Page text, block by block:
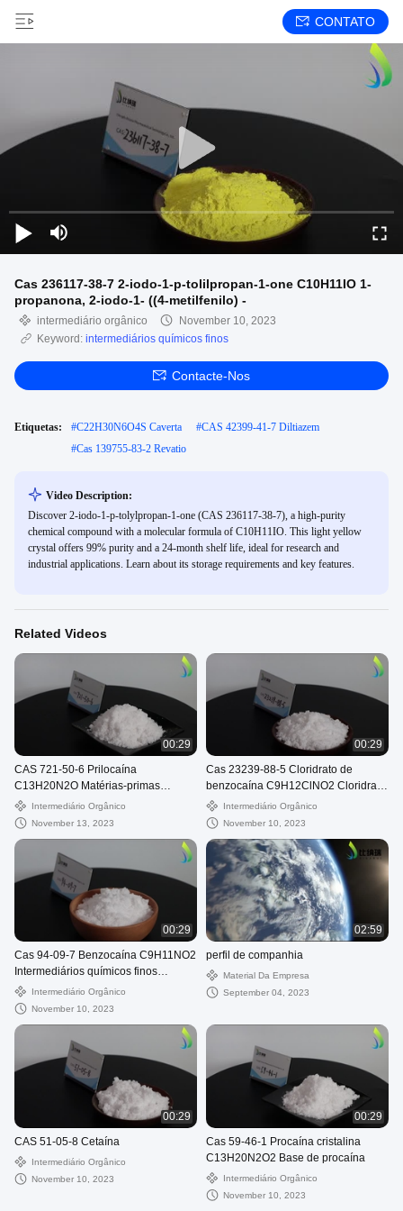
CONTATO
Cas 236117-38-7 2-iodo-1-p-tolilpropan-1-one C10H11IO 1-
propanona, 2-iodo-1- ((4-metilfenilo) -
intermediário orgânico
November 10, 2023
Keyword: intermediários químicos finos
Contacte-Nos
Etiquetas: #C22H30N6O4S Caverta #CAS 42399-41-7 Diltiazem
#Cas 139755-83-2 Revatio
Video Description:
Discover 2-iodo-1-p-tolylpropan-1-one (CAS 236117-38-7), a high-purity
chemical compound with a molecular formula of C10H11IO. This light yellow
crystal offers 99% purity and a 24-month shelf life, ideal for research and
industrial applications. Learn about its storage requirements and key features.
Related Videos
00:29
CAS 721-50-6 Prilocaína
C13H20N2O Matérias-primas
farmacêuticas Citanest em pó branco
Intermediário Orgânico
November 13, 2023
00:29
Cas 23239-88-5 Cloridrato de
benzocaína C9H12ClNO2 Cloridrato
de etilo 4-aminobenzoato
Intermediário Orgânico
November 10, 2023
00:29
Cas 94-09-7 Benzocaína C9H11NO2
Intermediários químicos finos
Americanina
Intermediário Orgânico
November 10, 2023
02:59
perfil de companhia
Material Da Empresa
September 04, 2023
00:29
CAS 51-05-8 Cetaína
Intermediário Orgânico
November 10, 2023
00:29
Cas 59-46-1 Procaína cristalina
C13H20N2O2 Base de procaína
Intermediário Orgânico
November 10, 2023